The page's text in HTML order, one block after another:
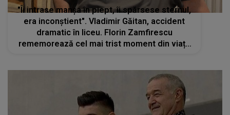
"Îi intrase manșa în piept, îi spărsese sternul,
era inconștient". Vladimir Găitan, accident
dramatic în liceu. Florin Zamfirescu
rememorează cel mai trist moment din viața